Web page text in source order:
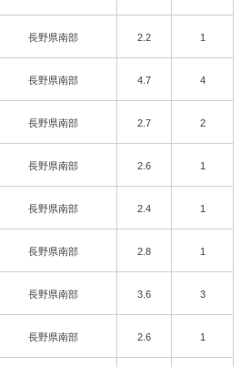
長野県南部 2.2 1
長野県南部 4.7 4
長野県南部 2.7 2
長野県南部 2.6 1
長野県南部 2.4 1
長野県南部 2.8 1
長野県南部 3.6 3
長野県南部 2.6 1